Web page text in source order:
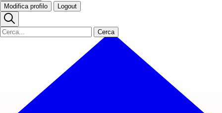
Modifica profilo Logout
Cerca